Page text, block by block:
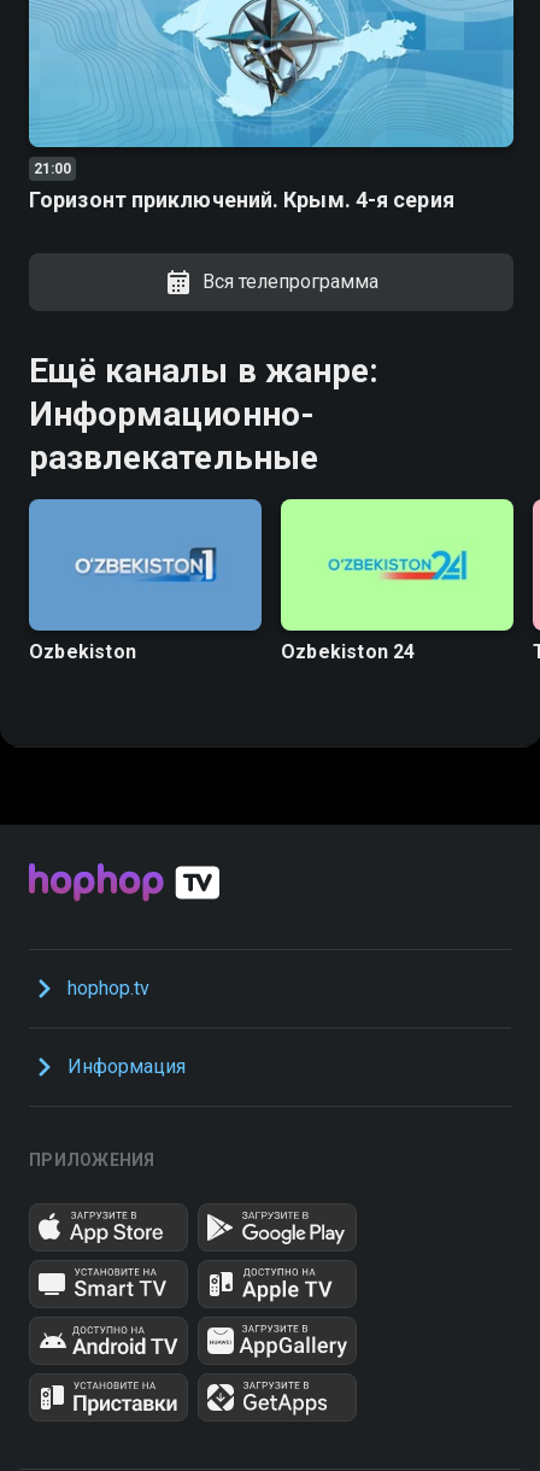
21:00
Горизонт приключений. Крым. 4-я серия
Вся телепрограмма
Ещё каналы в жанре:
Информационно-
развлекательные
Ozbekiston Ozbekiston 24
hophop.tv
Информация
ПРИЛОЖЕНИЯ